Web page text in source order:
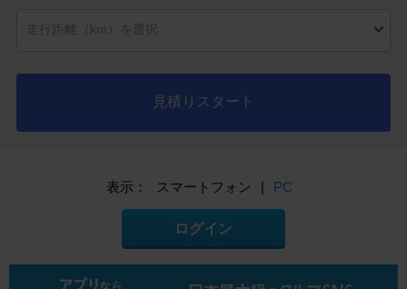
見積りスタート
表示： スマートフォン | PC
ログイン